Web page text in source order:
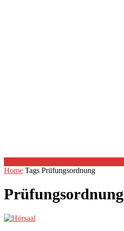
Home Tags Prüfungsordnung
Prüfungsordnung